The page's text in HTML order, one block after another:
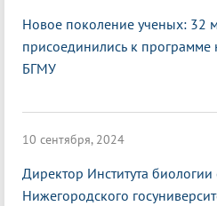
Новое поколение ученых: 32
присоединились к программе
БГМУ
10 сентября, 2024
Директор Института биологии
Нижегородского